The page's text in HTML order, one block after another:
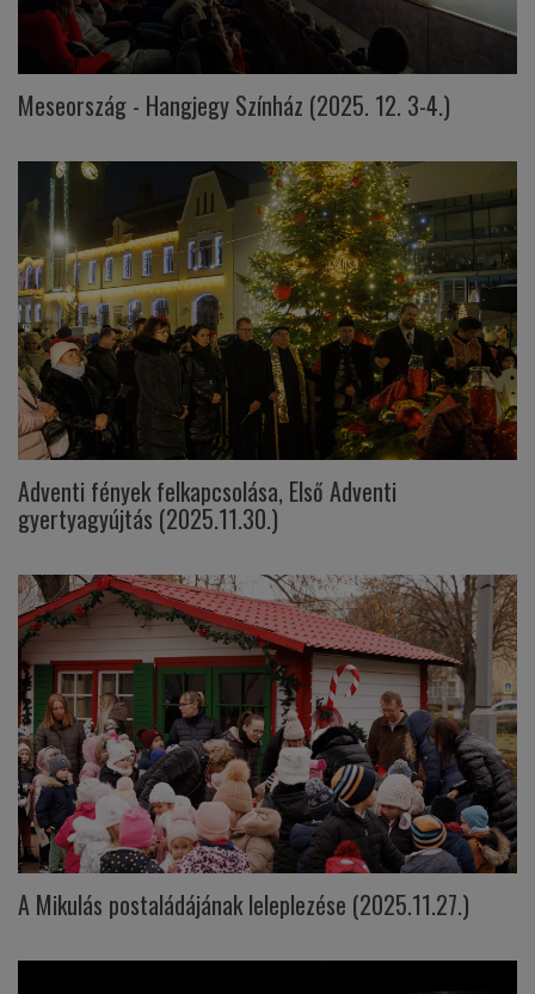
Meseország - Hangjegy Színház (2025. 12. 3-4.)
Adventi fények felkapcsolása, Első Adventi
gyertyagyújtás (2025.11.30.)
A Mikulás postaládájának leleplezése (2025.11.27.)